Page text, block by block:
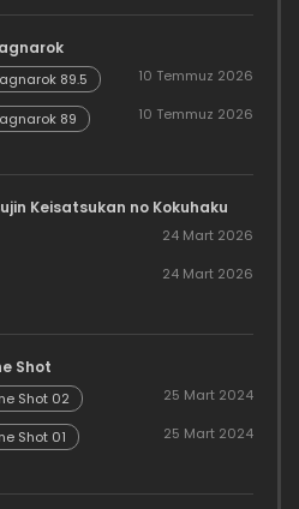
89.5 10 Temmuz 2026
89 10 Temmuz 2026
Keisatsukan no Kokuhaku
24 Mart 2026
24 Mart 2026
Shot
Shot 02 25 Mart 2024
Shot 01 25 Mart 2024